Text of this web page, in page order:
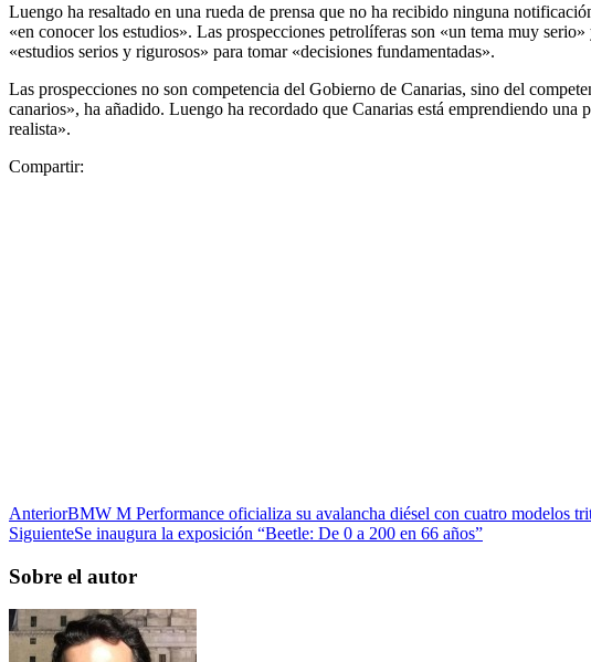
Luengo ha resaltado en una rueda de prensa que no ha recibido ninguna
«en conocer los estudios». Las prospecciones petrolíferas son «un tema muy
«estudios serios y rigurosos» para tomar «decisiones fundamentadas».
Las prospecciones no son competencia del Gobierno de Canarias, sino del
canarios», ha añadido. Luengo ha recordado que Canarias está emprendiendo
realista».
Compartir:
AnteriorBMW M Performance oficializa su avalancha diésel con cuatro modelos
SiguienteSe inaugura la exposición “Beetle: De 0 a 200 en 66 años”
Sobre el autor